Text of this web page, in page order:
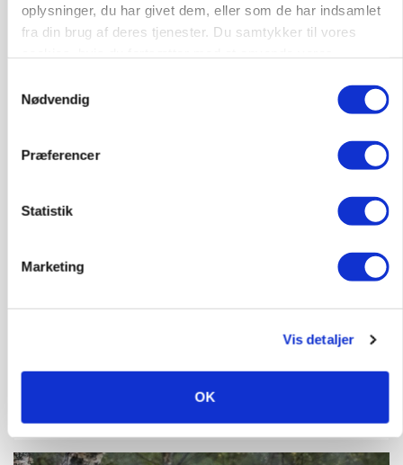
oplysninger, du har givet dem, eller som de har indsamlet
fra din brug af deres tjenester. Du samtykker til vores
Nødvendig
Præferencer
Statistik
Marketing
Vis detaljer
OK
PLANTER
Før såmaskinen kører: Her er efterårets største
Uændret notering: Spæde lyspunkter i fortsat
presset marked for oksekød